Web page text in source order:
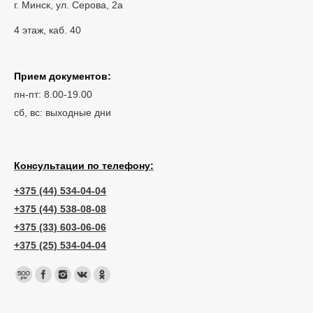
г. Минск, ул. Серова, 2а
4 этаж, каб. 40
Прием документов:
пн-пт: 8.00-19.00
сб, вс: выходные дни
Консультации по телефону:
+375 (44) 534-04-04
+375 (44) 538-08-08
+375 (33) 603-06-06
+375 (25) 534-04-04